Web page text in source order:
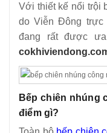
11-Bếp chiên dầu
12
-Cách thanh lý
để có tiền liền tay
Với thiết kế nổi trội
do Viễn Đông trực
đang rất được
Bếp chiên nhúng
điểm gì?